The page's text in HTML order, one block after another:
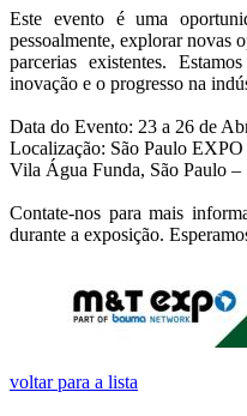
Este evento é uma
pessoalmente, explorar novas
parcerias existentes.
inovação e o progresso na
Data do Evento: 23 a 26 de
Localização: São Paulo
Vila Água Funda, São Paulo –
Contate-nos para mais
durante a exposição.
voltar para a lista